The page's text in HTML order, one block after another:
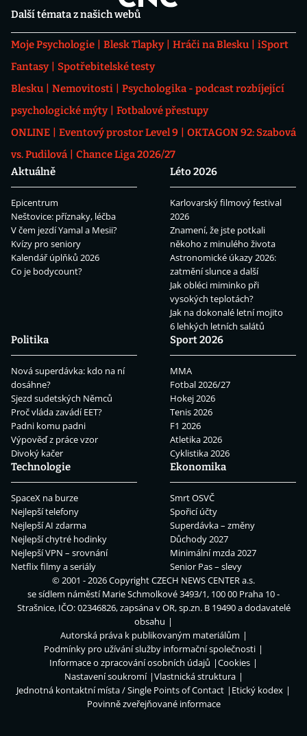
Další témata z našich webů
Moje Psychologie Blesk Tlapky Hráči na Blesku
iSport
Fantasy
Spotřebitelské testy
Blesku
Nemovitosti
Psychologika - podcast rozbíjející
psychologické mýty
Fotbalové přestupy
ONLINE
Eventový prostor Level 9
OKTAGON 92: Szabová
vs. Pudilová
Chance Liga 2026/27
Aktuálně
Epicentrum
Neštovice: příznaky, léčba
V čem jezdí Yamal a Mesii?
Kvízy pro seniory
Kalendář úplňků 2026
Co je bodycount?
Léto 2026
Karlovarský filmový festival
2026
Znamení, že jste potkali
někoho z minulého života
Astronomické úkazy 2026:
zatmění slunce a další
Jak obléci miminko při
vysokých teplotách?
Jak na dokonalé letní mojito
6 lehkých letních salátů
Politika
Nová superdávka: kdo na ní
dosáhne?
Sjezd sudetských Němců
Proč vláda zavádí EET?
Padni komu padni
Výpověď z práce vzor
Divoký kačer
Sport 2026
MMA
Fotbal 2026/27
Hokej 2026
Tenis 2026
F1 2026
Atletika 2026
Cyklistika 2026
Technologie
SpaceX na burze
Nejlepší telefony
Nejlepší AI zdarma
Nejlepší chytré hodinky
Nejlepší VPN – srovnání
Netflix filmy a seriály
Ekonomika
Smrt OSVČ
Spořicí účty
Superdávka – změny
Důchody 2027
Minimální mzda 2027
Senior Pas – slevy
© 2001 - 2026 CopyrightCZECH NEWS CENTER a.s.
se sídlem náměstí Marie Schmolkové 3493/1, 100 00 Praha 10 -
Strašnice, IČO: 02346826, zapsána v OR, sp.zn. B 19490 a dodavatelé
obsahu
Autorská práva k publikovaným materiálům
Podmínky pro užívání služby informační společnosti
Informace o zpracování osobních údajů
Cookies
Nastavení soukromí
Vlastnická struktura
Jednotná kontaktní místa / Single Points of Contact
Etický kodex
Povinně zveřejňované informace